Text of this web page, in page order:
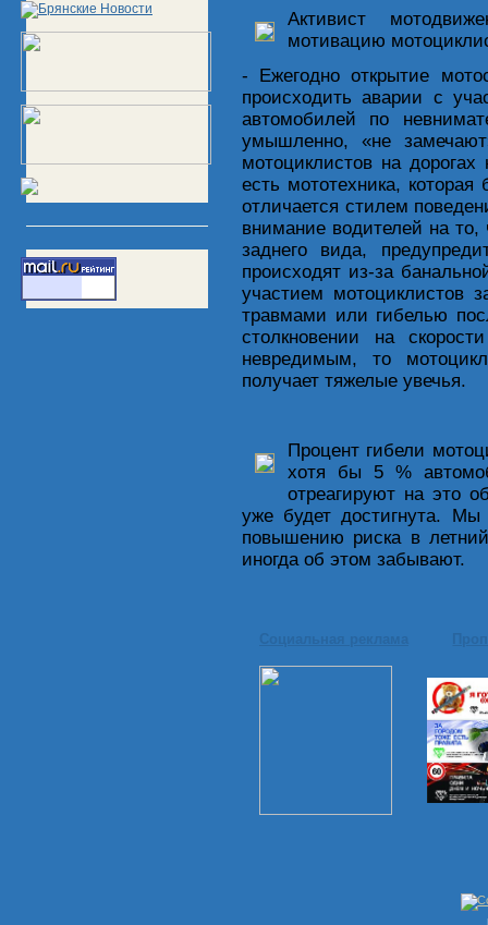
Активист
мотивацию
- Ежегодно открытие
происходить аварии с
автомобилей по
умышленно, «не
мотоциклистов на
есть мототехника,
отличается стилем
внимание водителей на
заднего вида,
происходят из-за
участием мотоциклистов
травмами или гибелью
столкновении на
невредимым, то
получает тяжелые увечья.
Процент гибели
хотя бы 5 %
отреагируют на это
уже будет достигнута.
повышению риска в
иногда об этом забывают.